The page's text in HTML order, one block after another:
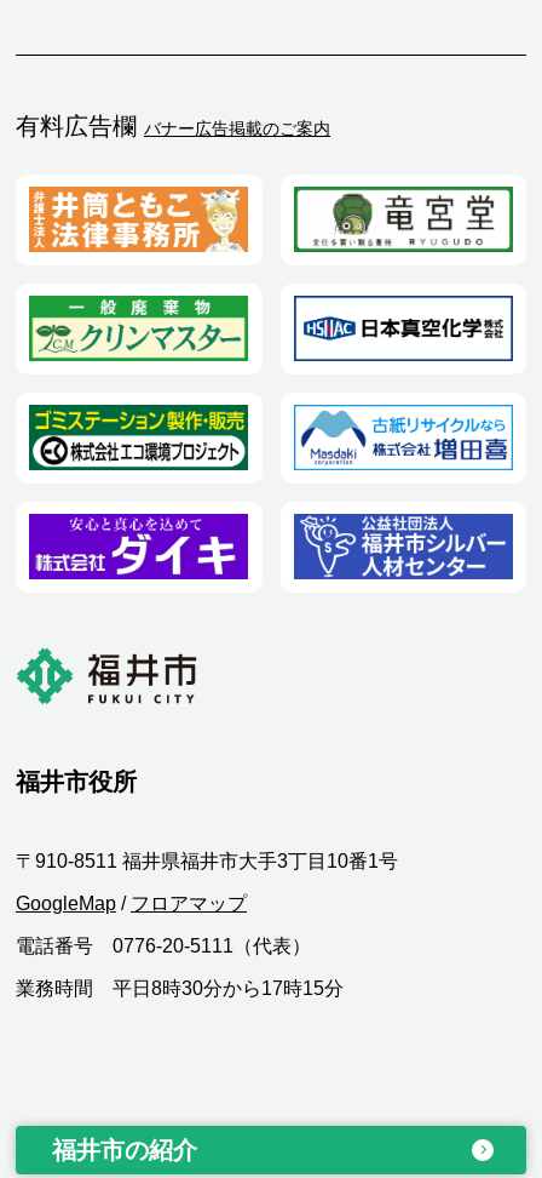
有料広告欄 バナー広告掲載のご案内
福井市役所
〒910-8511 福井県福井市大手3丁目10番1号
GoogleMap / フロアマップ
電話番号 0776-20-5111（代表）
業務時間 平日8時30分から17時15分
福井市の紹介